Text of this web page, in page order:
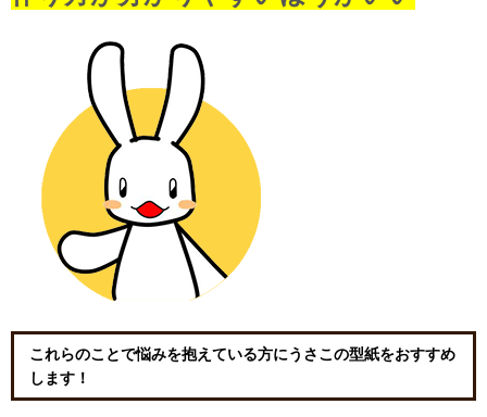
これらのことで悩みを抱えている方にうさこの型紙をおすすめ
します！